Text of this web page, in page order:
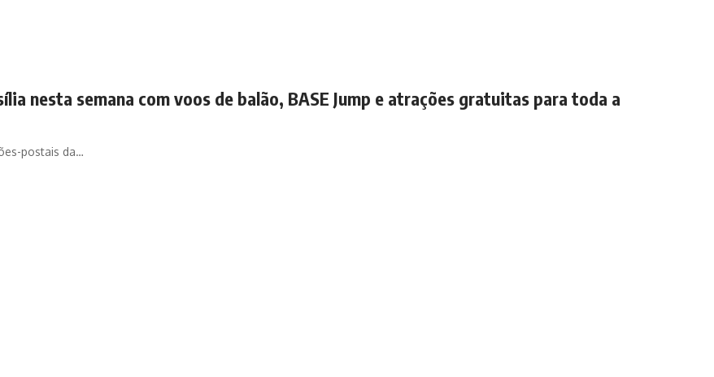
nesta semana com voos de balão, BASE Jump e atrações gratuitas para toda a
postais da…